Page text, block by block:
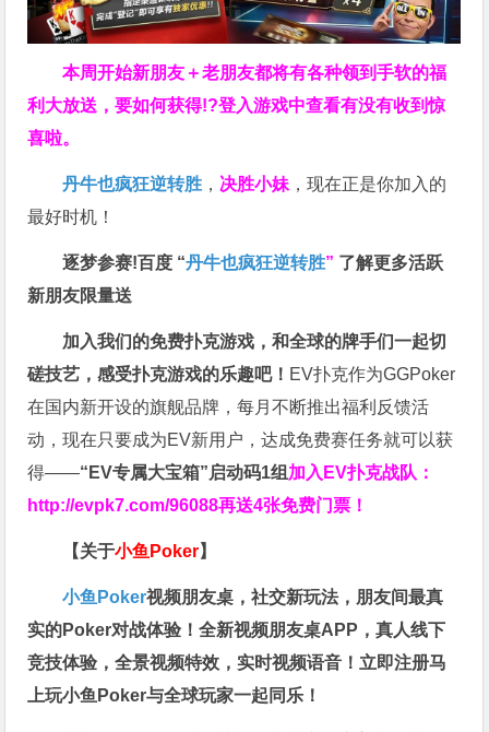
本周开始新朋友＋老朋友都将有各种领到手软的福
利大放送，要如何获得!?登入游戏中查看有没有收到惊
喜啦。
丹牛也疯狂逆转胜 ， 决胜小妹 ，现在正是你加入的
最好时机！
逐梦参赛!百度 “丹牛也疯狂逆转胜” 了解更多活跃
新朋友限量送
加入我们的免费扑克游戏，和全球的牌手们一起切
磋技艺，感受扑克游戏的乐趣吧！ EV扑克作为GGPoker
在国内新开设的旗舰品牌，每月不断推出福利反馈活
动，现在只要成为EV新用户，达成免费赛任务就可以获
得——“EV专属大宝箱”启动码1组 加入EV扑克战队：
http://evpk7.com/96088再送4张免费门票！
【关于小鱼Poker】
小鱼Poker视频朋友桌，社交新玩法，朋友间最真
实的Poker对战体验！全新视频朋友桌APP，真人线下
竞技体验，全景视频特效，实时视频语音！立即注册马
上玩小鱼Poker与全球玩家一起同乐！